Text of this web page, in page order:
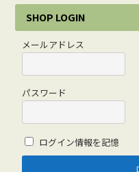
SHOP LOGIN
メールアドレス
パスワード
ログイン情報を記憶